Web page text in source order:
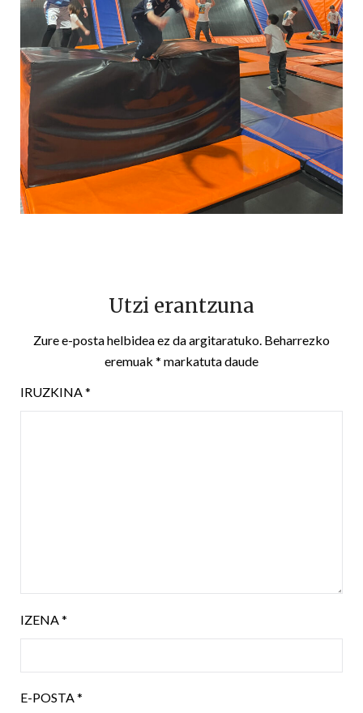
Utzi erantzuna
Zure e-posta helbidea ez da argitaratuko. Beharrezko
eremuak * markatuta daude
IRUZKINA*
IZENA*
E-POSTA*